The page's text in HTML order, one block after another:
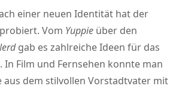
einer neuen Identität hat der
Vom Yuppie über den
gab es zahlreiche Ideen für das
In Film und Fernsehen konnte man
aus dem stilvollen Vorstadtvater mit